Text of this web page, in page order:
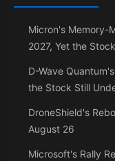
Micron's Memory-
2027, Yet the
D-Wave
the Stock Still
DroneShield's
August 26
Microsoft's Rally